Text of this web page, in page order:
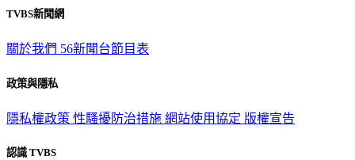
TVBS新聞網
關於我們 56新聞台節目表
政策與隱私
隱私權政策 性騷擾防治措施 網站使用協定 版權宣告
認識 TVBS